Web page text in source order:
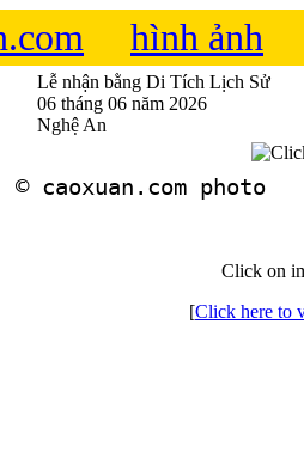
hình ảnh
Lễ nhận bằng Di Tích Lịch Sử
06 tháng 06 năm 2026
Nghệ An
Click on
[Click here to